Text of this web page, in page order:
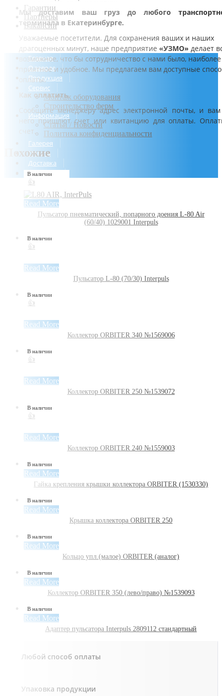
Гарантии
Партнеры
Вакансии
Главная
О заводе
Продукция
Сервис
Монтаж оборудования
Строительство ферм
Информация
Статьи / Новости
Политика конфиденциальности
Галерея
Оплата
Доставка
Контакты
Мы доставим ваш груз до любого
терминала в Екатеринбурге.
Уважаемые посетители. Для сохранения ваших и наших
драгоценных минут, наше предприятие «УЗМО» делает
возможное, что бы сотрудничество с нами было, наиболее
приятное и удобное. Мы предлагаем вам доступные
оплаты.
Как оплатить
Сообщите менеджеру адрес электронной почты, и
него пришлют счет или квитанцию для оплаты.
счет.
Похожие
В наличии
👍
Read More
Пульсатор пневматический, попарного доения L-80 Air
(60/40) 1029001 Interpuls
В наличии
👍
Read More
Пульсатор L-80 (70/30) Interpuls
В наличии
👍
Read More
Коллектор ORBITER 340 №1569006
В наличии
👍
Read More
Коллектор ORBITER 250 №1539072
В наличии
👍
Read More
Коллектор ORBITER 240 №1559003
В наличии
Read More
Гайка крепления крышки коллектора ORBITER (1530330)
В наличии
Read More
Крышка коллектора ORBITER 250
В наличии
Read More
Кольцо упл.(малое) ORBITER (аналог)
В наличии
Read More
Коллектор ORBITER 350 (лево/право) №1539093
В наличии
Read More
Адаптер пульсатора Interpuls 2809112 стандартный
Любой способ оплаты
Упаковка продукции